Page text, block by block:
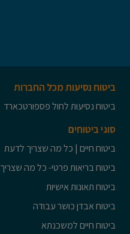
ביטוח נסיעות מכל החברות
ביטוח נסיעות לחול פספורטכארד
סוגי ביטוחים
ביטוח חיים | כל מה שצריך לדעת
ביטוח בריאות פרטי- כל מה
ביטוח תאונות אישיות
ביטוח אבדן כושר עבודה
ביטוח חיים למשכנתא